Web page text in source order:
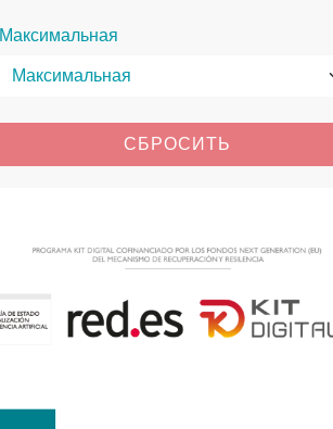
Максимальная
СБРОСИТЬ